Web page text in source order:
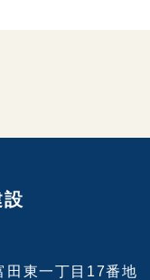
田東一丁目17番地